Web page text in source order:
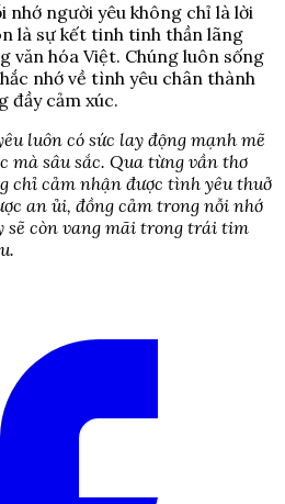
nhớ người yêu không chỉ là lời
là sự kết tinh tinh thần lãng
hóa Việt. Chúng luôn sống
nhớ về tình yêu chân thành
đầy cảm xúc.
luôn có sức lay động mạnh mẽ
mà sâu sắc. Qua từng vần thơ
chỉ cảm nhận được tình yêu thuở
an ủi, đồng cảm trong nỗi nhớ
sẽ còn vang mãi trong trái tim